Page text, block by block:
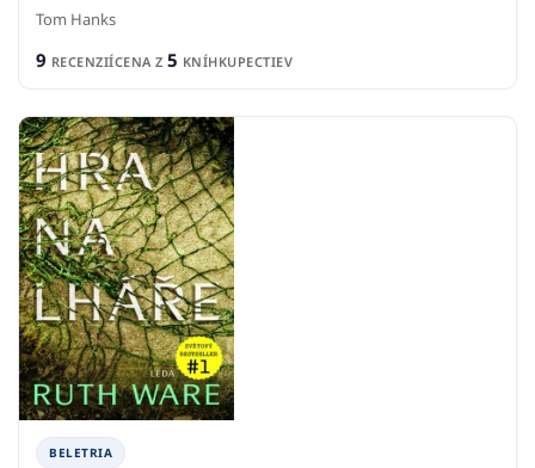
Tom Hanks
9 RECENZIÍCENA Z 5 KNÍHKUPECTIEV
BELETRIA